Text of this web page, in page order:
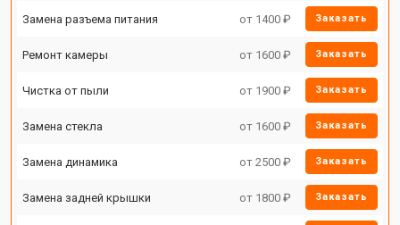
Замена разъема питания от 1400 ₽ Заказать
Ремонт камеры от 1600 ₽ Заказать
Чистка от пыли от 1900 ₽ Заказать
Замена стекла от 1600 ₽ Заказать
Замена динамика от 2500 ₽ Заказать
Замена задней крышки от 1800 ₽ Заказать